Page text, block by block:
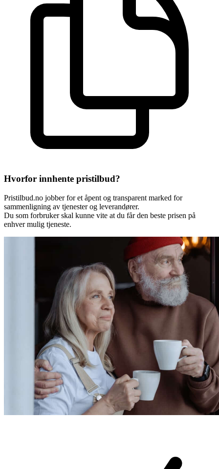
Hvorfor innhente pristilbud?
Pristilbud.no jobber for et åpent og transparent marked for
sammenligning av tjenester og leverandører.
Du som forbruker skal kunne vite at du får den beste prisen på
enhver mulig tjeneste.